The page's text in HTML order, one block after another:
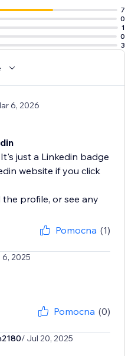
7
0
1
0
3
6, 2026
just a Linkedin badge
website if you click
profile, or see any
Pomocna (1)
2025
Pomocna (0)
/ Jul 20, 2025